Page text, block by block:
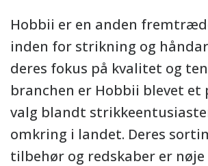
Hobbii er en anden
inden for strikning og
deres fokus på kvalitet og
branchen er Hobbii blevet
valg blandt
omkring i landet. Deres
tilbehør og redskaber er